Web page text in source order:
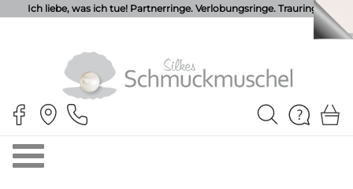
Ich liebe, was ich tue! Partnerringe. Verlobungsringe. Trauringe.